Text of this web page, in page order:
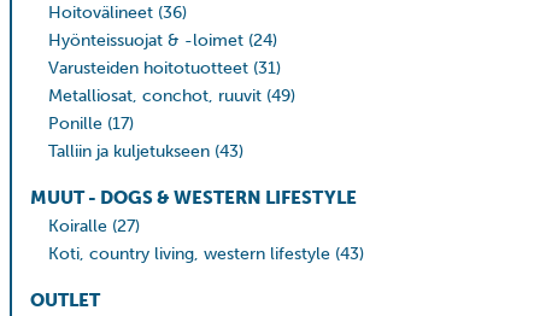
Hoitovälineet (36)
Hyönteissuojat & -loimet (24)
Varusteiden hoitotuotteet (31)
Metalliosat, conchot, ruuvit (49)
Ponille (17)
Talliin ja kuljetukseen (43)
MUUT - DOGS & WESTERN LIFESTYLE
Koiralle (27)
Koti, country living, western lifestyle (43)
OUTLET